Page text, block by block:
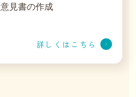
意見書の作成
詳しくはこちら